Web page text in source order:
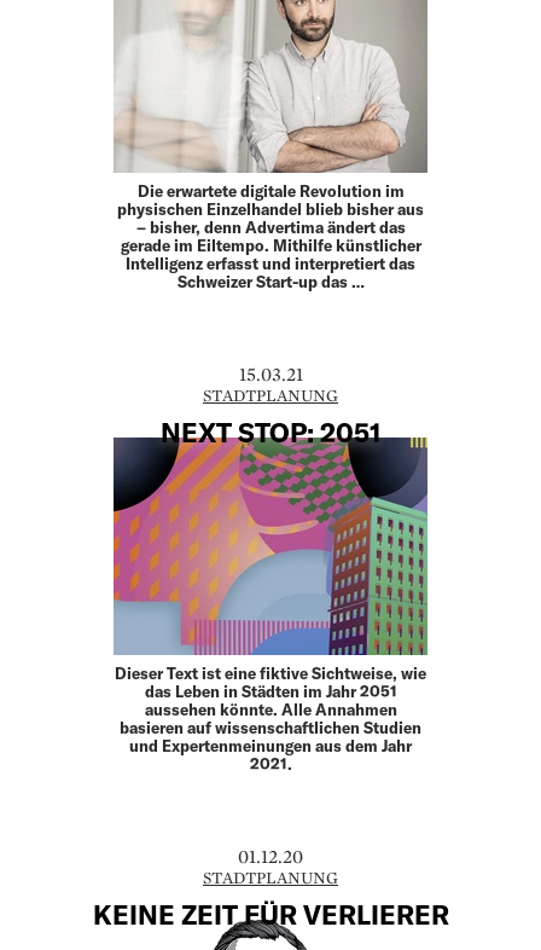
Die erwartete digitale Revolution im
physischen Einzelhandel blieb bisher aus
– bisher, denn Advertima ändert das
gerade im Eiltempo. Mithilfe künstlicher
Intelligenz erfasst und interpretiert das
Schweizer Start-up das …
15.03.21
STADTPLANUNG
NEXT STOP: 2051
Dieser Text ist eine fiktive Sichtweise, wie
das Leben in Städten im Jahr 2051
aussehen könnte. Alle An­nahmen
basieren auf wissenschaftlichen Studien
und Expertenmeinungen aus dem Jahr
2021.
01.12.20
STADTPLANUNG
KEINE ZEIT FÜR VERLIERER